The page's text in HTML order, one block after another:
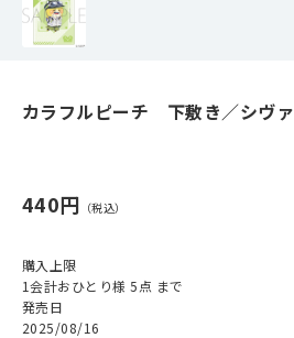
カラフルピーチ 下敷き／シヴァ
440円
購入上限
1会計おひとり様 5点 まで
発売日
2025/08/16